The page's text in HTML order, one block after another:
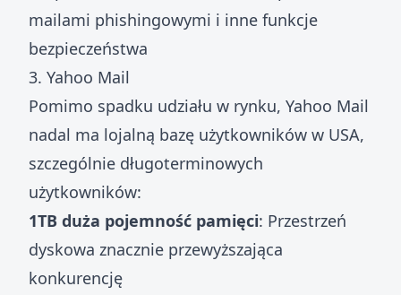
mailami phishingowymi i inne funkcje
bezpieczeństwa
3. Yahoo Mail
Pomimo spadku udziału w rynku, Yahoo Mail
nadal ma lojalną bazę użytkowników w USA,
szczególnie długoterminowych
użytkowników:
1TB duża pojemność pamięci: Przestrzeń
dyskowa znacznie przewyższająca
konkurencję